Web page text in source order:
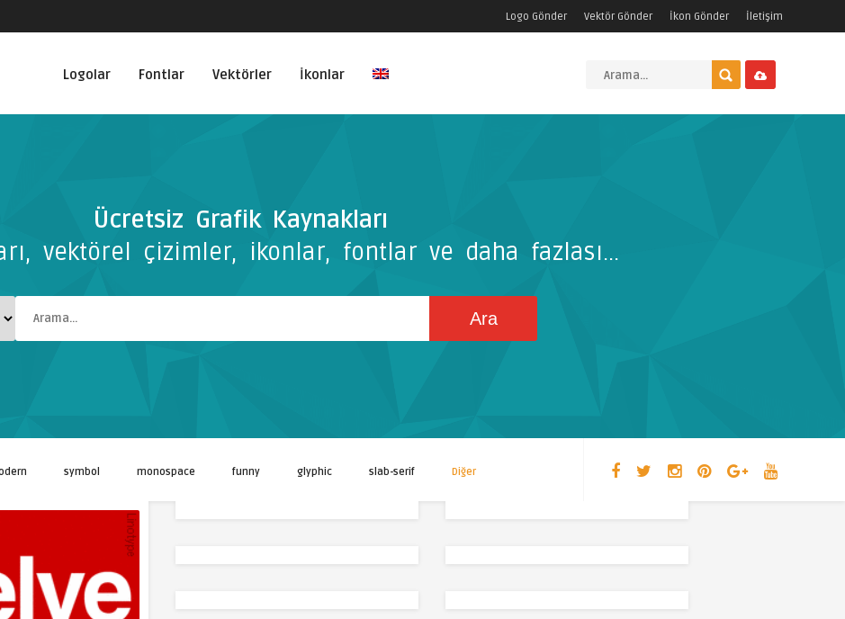
Logo Gönder Vektör Gönder İkon Gönder İletişim
Logolar Fontlar Vektörler İkonlar
Ücretsiz Grafik Kaynakları
vektörel çizimler, ikonlar, fontlar ve daha fazlası...
symbol monospace funny glyphic slab-serif Diğer